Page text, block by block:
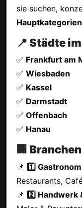
sie suchen,
Hauptkategorien
📍 Städte
✅ Frankfurt am
✅ Wiesbaden
✅ Kassel
✅ Darmstadt
✅ Offenbach
✅ Hanau
🏢
📌 1️⃣
Restaurants,
📌 2️⃣ Handwerk